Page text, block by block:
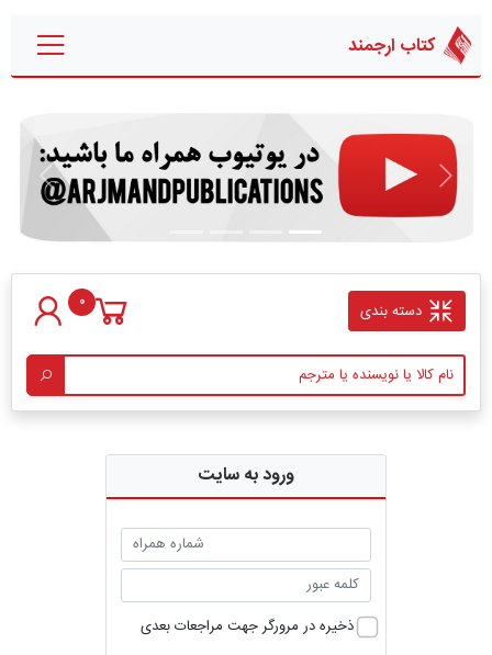
کتاب ارجمند
قبلی بعدی
دسته بندی 0
ورود به سایت
ذخیره در مرورگر جهت مراجعات بعدی